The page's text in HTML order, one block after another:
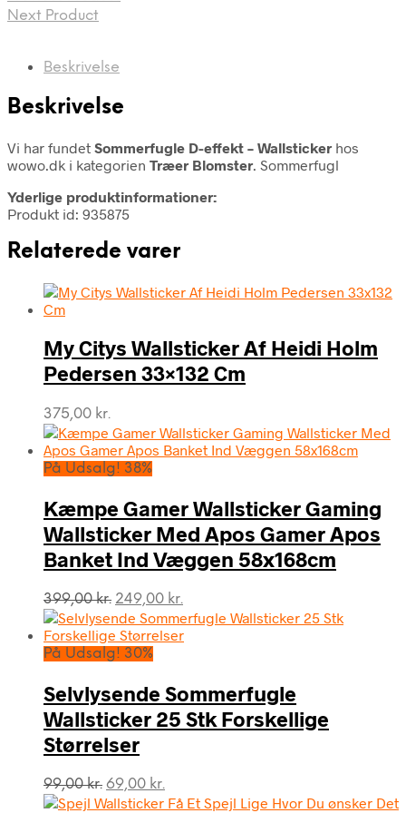
Next Product
Beskrivelse
Beskrivelse
Vi har fundet Sommerfugle D-effekt – Wallsticker hos
wowo.dk i kategorien Træer Blomster. Sommerfugl
Yderlige produktinformationer:
Produkt id: 935875
Relaterede varer
My Citys Wallsticker Af Heidi Holm
Pedersen 33×132 Cm
375,00 kr.
På Udsalg! 38%
Kæmpe Gamer Wallsticker Gaming
Wallsticker Med Apos Gamer Apos
Banket Ind Væggen 58x168cm
399,00kr. Den
oprindelige
pris
var:
249,00 kr.
aktuelle
pris
På Udsalg! 30%
Selvlysende Sommerfugle
Wallsticker 25 Stk Forskellige
Størrelser
99,00kr. Den
oprindelige
69,00 kr.
aktuelle